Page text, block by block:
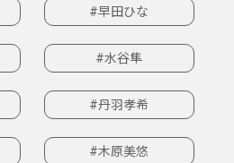
#早田ひな
#水谷隼
#丹羽孝希
#木原美悠